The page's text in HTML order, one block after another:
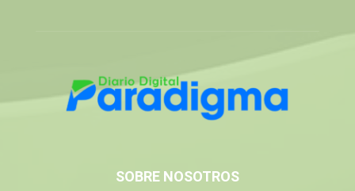
SOBRE NOSOTROS